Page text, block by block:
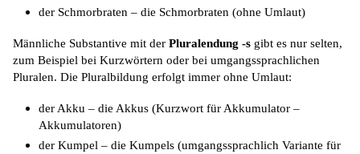
der Schmorbraten – die Schmorbraten (ohne Umlaut)
Männliche Substantive mit derPluralendung -s gibt es nur selten,
zum Beispiel bei Kurzwörtern oder bei umgangssprachlichen
Pluralen.Die Pluralbildung erfolgt immer ohne Umlaut:
der Akku – die Akkus (Kurzwort für Akkumulator –
Akkumulatoren)
der Kumpel – die Kumpels (umgangssprachlich Variante für